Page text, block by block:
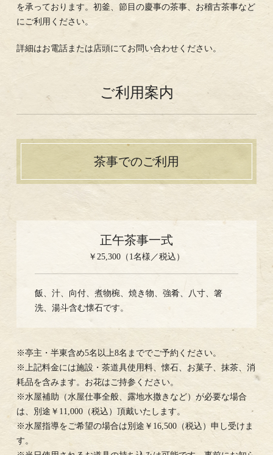
を承っております。初釜、節目の慶事の茶事、お稽古茶事など
にご利用ください。
詳細はお電話または店頭にてお問い合わせください。
ご利用案内
茶事でのご利用
正午茶事一式
￥25,300（1名様／税込）
飯、汁、向付、煮物椀、焼き物、強肴、八寸、箸
洗、湯斗含む懐石です。
※亭主・半東含め5名以上8名まででご予約ください。
※上記料金には施設・茶道具使用料、懐石、お菓子、抹茶、消
耗品を含みます。お花はご持参ください。
※水屋補助（水屋仕事全般、露地水撒きなど）が必要な場合
は、別途￥11,000（税込）頂戴いたします。
※水屋指導をご希望の場合は別途￥16,500（税込）申し受けま
す。